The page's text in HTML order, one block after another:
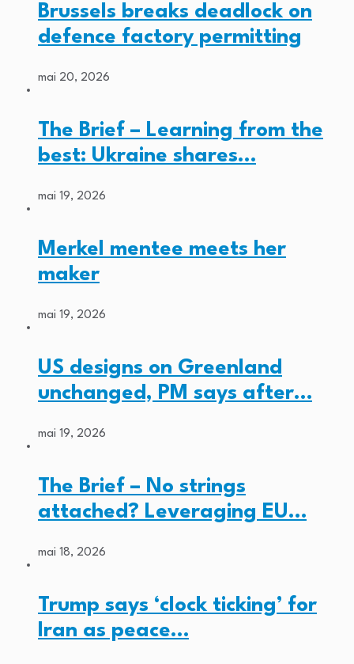
Brussels breaks deadlock on
defence factory permitting
mai 20, 2026
The Brief – Learning from the
best: Ukraine shares…
mai 19, 2026
Merkel mentee meets her
maker
mai 19, 2026
US designs on Greenland
unchanged, PM says after…
mai 19, 2026
The Brief – No strings
attached? Leveraging EU…
mai 18, 2026
Trump says ‘clock ticking’ for
Iran as peace…